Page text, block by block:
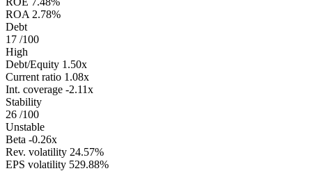
ROA 2.78%
Debt
17 /100
High
Debt/Equity 1.50x
Current ratio 1.08x
Int. coverage -2.11x
Stability
26 /100
Unstable
Beta -0.26x
Rev. volatility 24.57%
EPS volatility 529.88%